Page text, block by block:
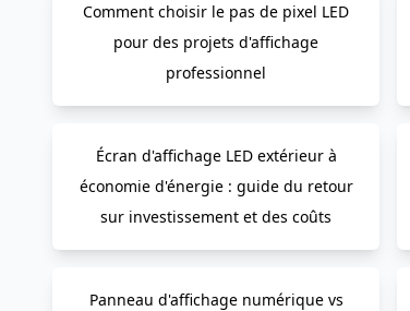
Comment choisir le pas de pixel LED
pour des projets d'affichage
professionnel
Écran d'affichage LED extérieur à
économie d'énergie : guide du retour
sur investissement et des coûts
Panneau d'affichage numérique vs